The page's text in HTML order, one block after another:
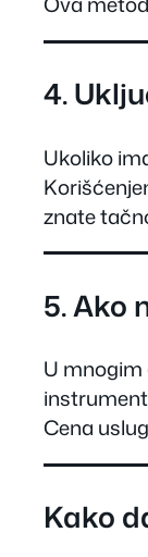
4.
Ukoliko
znate
5. Ako
U
Cena
Kako